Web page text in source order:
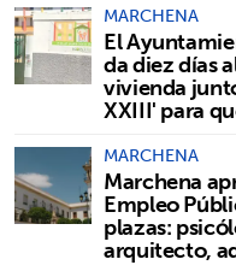
MARCHENA
El
da diez días
vivienda
XXIII' para
MARCHENA
Marchena
Empleo
plazas:
arquitecto,